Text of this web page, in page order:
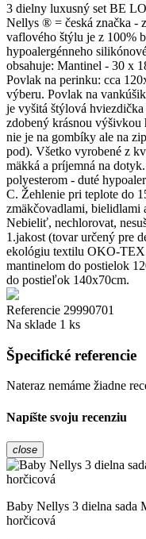
3 dielny luxusný set BE
Nellys ® = česká značka -
vaflového štýlu je z 100%
hypoalergénneho
obsahuje: Mantinel - 30 x
Povlak na perinku: cca
výberu. Povlak na
je vyšitá štýlová
zdobený krásnou výšivkou
nie je na gombíky ale na
pod). Všetko vyrobené z
mäkká a príjemná na
polyesterom - duté
C. Žehlenie pri teplote do
zmäkčovadlami, bielidlami
Nebieliť, nechlorovat,
1.jakost (tovar určený pre
ekológiu textilu OKO-
mantinelom do postielok
do postieľok 140x70cm.
Referencie 29990701
Na sklade 1 ks
Špecifické referencie
Nateraz nemáme žiadne
Napíšte svoju recenziu
close
Baby Nellys 3 dielna sada
horčicová